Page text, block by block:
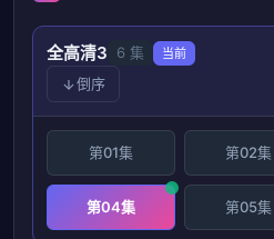
全高清3 6 集 当前
倒序
第01集 第02集
第04集 第05集